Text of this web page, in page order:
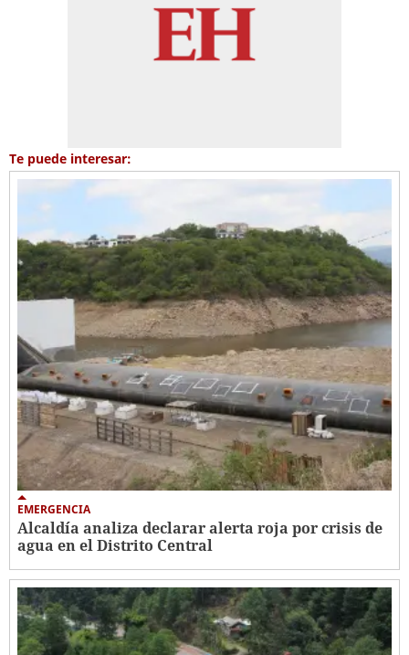
Te puede interesar:
EMERGENCIA
Alcaldía analiza declarar alerta roja por crisis de
agua en el Distrito Central